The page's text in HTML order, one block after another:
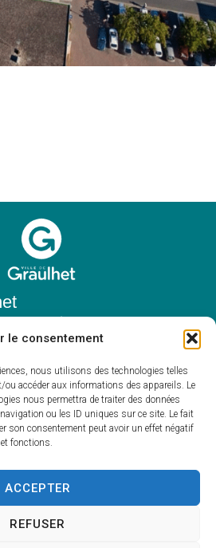
le consentement
nous utilisons des technologies telles
ou accéder aux informations des appareils. Le
nous permettra de traiter des données
ou les ID uniques sur ce site. Le fait
son consentement peut avoir un effet négatif
fonctions.
ACCEPTER
REFUSER
Graulhet
05 63 42 85 50
graulhet.fr
au vendredi :